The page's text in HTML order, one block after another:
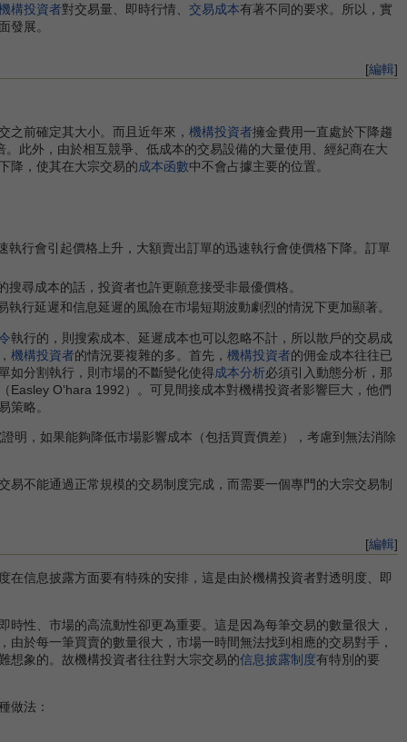
構投資者對交易量、即時行情、 交易成本有著不同的要求。所以，實
發展。
[編輯]
之前確定其大小。而且近年來， 機構投資者擁金費用一直處於下降趨
此外，由於相互競爭、低成本的交易設備的大量使用、經紀商在大
降，使其在大宗交易的成本函數中不會占據主要的位置。
行會引起價格上升，大額賣出訂單的迅速執行會使價格下降。訂單
尋成本的話，投資者也許更願意接受非最優價格。
行延遲和信息延遲的風險在市場短期波動劇烈的情況下更加顯著。
執行的，則搜索成本、延遲成本也可以忽略不計，所以散戶的交易成
機構投資者的情況要複雜的多。首先， 機構投資者的佣金成本往往已
如分割執行，則市場的不斷變化使得成本分析必須引入動態分析，那
Easley O‘hara 1992）。可見間接成本對機構投資者影響巨大，他們
策略。
，如果能夠降低市場影響成本（包括買賣價差），考慮到無法消除
易不能通過正常規模的交易制度完成，而需要一個專門的大宗交易制
[編輯]
信息披露方面要有特殊的安排，這是由於機構投資者對透明度、即
性、市場的高流動性卻更為重要。這是因為每筆交易的數量很大，
於每一筆買賣的數量很大，市場一時間無法找到相應的交易對手，
想象的。故機構投資者往往對大宗交易的信息披露制度有特別的要
做法：